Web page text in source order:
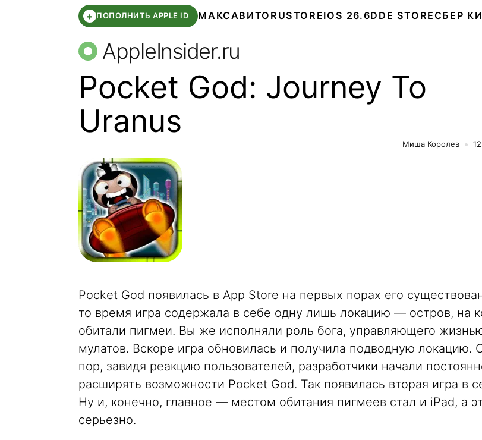
+ ПОПОЛНИТЬ APPLE ID МАКСАВИТО RUSTOREIOS 26.6DDE STORE СБЕР
AppleInsider.ru
Pocket God: Journey To
Uranus
Миша Королев
Pocket God появилась в App Store на первых порах его
то время игра содержала в себе одну лишь локацию — остров, на
обитали пигмеи. Вы же исполняли роль бога, управляющего
мулатов. Вскоре игра обновилась и получила подводную локацию.
пор, завидя реакцию пользователей, разработчики начали
расширять возможности Pocket God. Так появилась вторая игра в
Ну и, конечно, главное — местом обитания пигмеев стал и iPad, а
серьезно.